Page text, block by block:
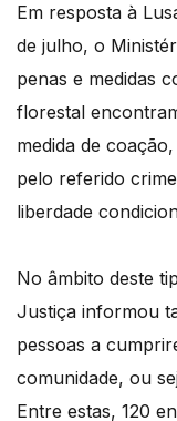
Em resposta à
de julho, o
penas e medidas
florestal
medida de
pelo referido
liberdade
No âmbito deste
Justiça informou
pessoas a
comunidade, ou
Entre estas, 120